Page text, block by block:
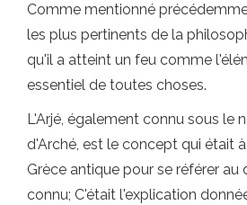
Comme mentionné
les plus pertinents de la
qu'il a atteint un feu comme
essentiel de toutes choses.
L'Arjé, également connu sous le
d'Arché, est le concept qui était
Grèce antique pour se référer au
connu; C'était l'explication